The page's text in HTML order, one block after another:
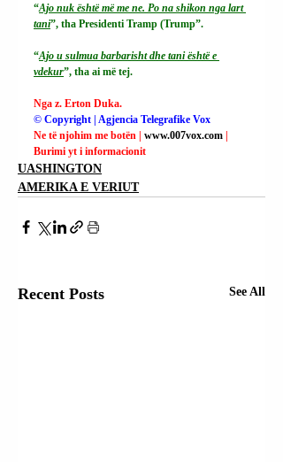
“Ajo nuk është më me ne. Po na shikon nga lart
tani”, tha Presidenti Tramp (Trump”.
“Ajo u sulmua barbarisht dhe tani është e
vdekur”, tha ai më tej.
Nga z. Erton Duka.
© Copyright | Agjencia Telegrafike Vox
Ne të njohim me botën | www.007vox.com
Burimi yt i informacionit
UASHINGTON
AMERIKA E VERIUT
Recent Posts See All